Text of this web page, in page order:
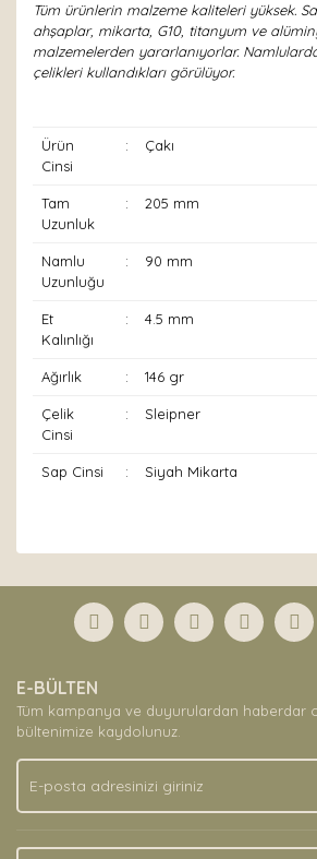
Tüm ürünlerin malzeme kaliteleri yüksek.
ahşaplar, mikarta, G10, titanyum ve
malzemelerden yararlanıyorlar.
çelikleri kullandıkları görülüyor.
Ürün
Cinsi
: Çakı
Tam
Uzunluk
: 205 mm
Namlu
Uzunluğu
: 90 mm
Et
Kalınlığı
: 4.5 mm
Ağırlık : 146 gr
Çelik
Cinsi
: Sleipner
Sap Cinsi : Siyah Mikarta
Yorum Yaz
formunu kullanarak tarafımıza
Görüş ve önerileriniz için teşekkür
Ürün açıklamasında eksik bilgiler
Ürün bilgilerinde hatalar bulunuyor.
Ürün fiyatı diğer sitelerden daha pahalı.
Bu ürüne benzer farklı alternatifler olmalı.
E-BÜLTEN
Tüm kampanya ve duyurulardan haberdar
bültenimize kaydolunuz.